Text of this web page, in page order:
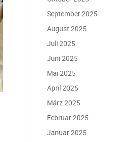
September 2025
August 2025
Juli 2025
Juni 2025
Mai 2025
April 2025
März 2025
Februar 2025
Januar 2025